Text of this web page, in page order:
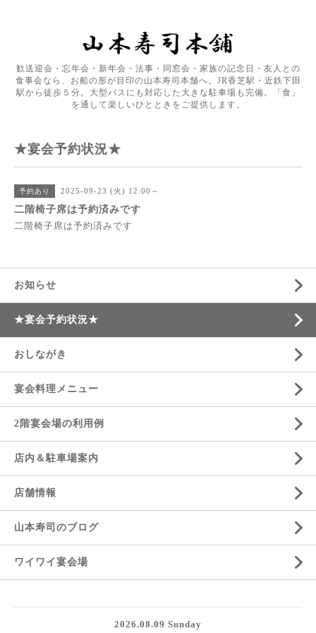
歓送迎会・忘年会・新年会・法事・同窓会・家族の記念日・友人との
食事会なら、お船の形が目印の山本寿司本舗へ。JR香芝駅・近鉄下田
駅から徒歩５分。大型バスにも対応した大きな駐車場も完備。「食」
を通して楽しいひとときをご提供します。
★宴会予約状況★
予約あり 2025-09-23 (火) 12:00～
二階椅子席は予約済みです
二階椅子席は予約済みです
お知らせ
★宴会予約状況★
おしながき
宴会料理メニュー
2階宴会場の利用例
店内＆駐車場案内
店舗情報
山本寿司のブログ
ワイワイ宴会場
2026.08.09 Sunday